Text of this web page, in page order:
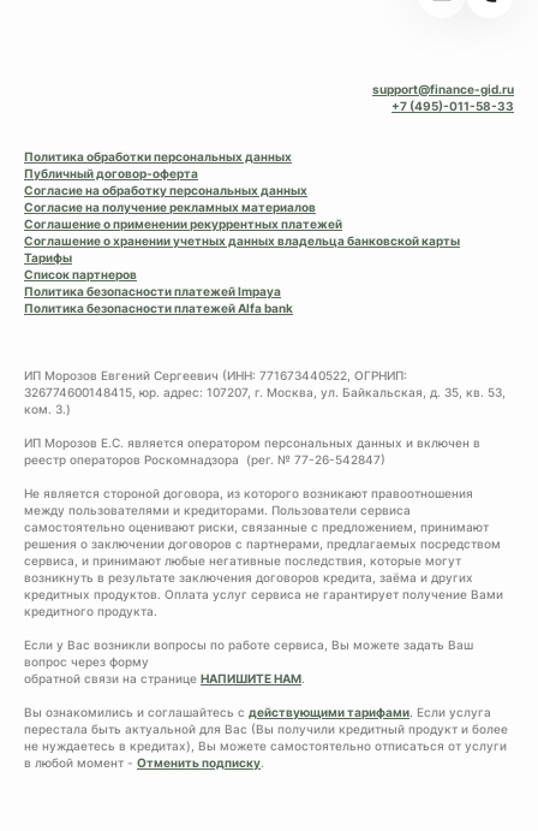
support@finance-gid.ru
+7 (495)-011-58-33
Политика обработки персональных данных
Публичный договор-оферта
Согласие на обработку персональных данных
Согласие на получение рекламных материалов
Соглашение о применении рекуррентных платежей
Соглашение о хранении учетных данных владельца банковской карты
Тарифы
Список партнеров
Политика безопасности платежей Impaya
Политика безопасности платежей Alfa bank
ИП Морозов Евгений Сергеевич (ИНН: 771673440522, ОГРНИП:
326774600148415, юр. адрес: 107207, г. Москва, ул. Байкальская, д. 35, кв. 53,
ком. 3.)
ИП Морозов Е.С. является оператором персональных данных и включен в
реестр операторов Роскомнадзора (рег. № 77-26-542847)
Не является стороной договора, из которого возникают правоотношения
между пользователями и кредиторами. Пользователи сервиса
самостоятельно оценивают риски, связанные с предложением, принимают
решения о заключении договоров с партнерами, предлагаемых посредством
сервиса, и принимают любые негативные последствия, которые могут
возникнуть в результате заключения договоров кредита, заёма и других
кредитных продуктов. Оплата услуг сервиса не гарантирует получение Вами
кредитного продукта.
Если у Вас возникли вопросы по работе сервиса, Вы можете задать Ваш
вопрос через форму
обратной связи на странице НАПИШИТЕ НАМ.
Вы ознакомились и соглашайтесь с действующими тарифами. Если услуга
перестала быть актуальной для Вас (Вы получили кредитный продукт и более
не нуждаетесь в кредитах), Вы можете самостоятельно отписаться от услуги
в любой момент - Отменить подписку.